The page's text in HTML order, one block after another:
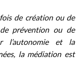
de création ou de
prévention ou de
l’autonomie et la
la médiation est